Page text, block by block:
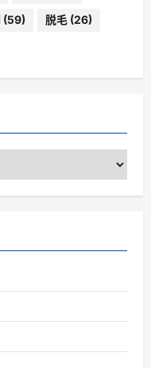
(59) 脱毛 (26)